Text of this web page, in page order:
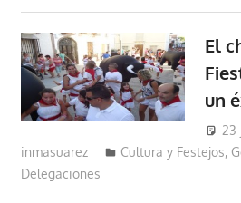
El
un
23
inmasuarez
Cultura y Festejos,
Delegaciones